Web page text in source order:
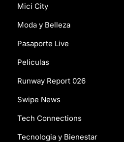
Mici City
Moda y Belleza
Pasaporte Live
Peliculas
Runway Report 026
Swipe News
Tech Connections
Tecnologia y Bienestar